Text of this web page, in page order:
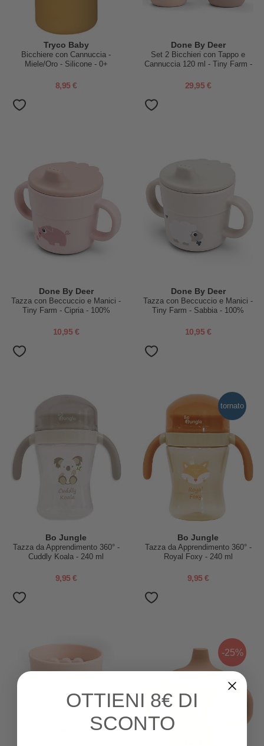
Tryco Baby
Bicchiere con Cannuccia -
Miele/Oro - Silicone - 0+
8,95 €
Done By Deer
Set 2 Bicchieri con Tappo e
Cannuccia 120 ml - Tiny Farm -
Alimentare - 12m+
29,95 €
Done By Deer
Tazza con Beccuccio e Manici -
Tiny Farm - Cipria - 100%
10,95 €
Done By Deer
Tazza con Beccuccio e Manici -
Tiny Farm - Sabbia - 100%
10,95 €
Bo Jungle
Tazza da Apprendimento 360° -
Cuddly Koala - 240 ml
9,95 €
tornato
Bo Jungle
Tazza da Apprendimento 360° -
Royal Foxy - 240 ml
9,95 €
-25%
OTTIENI 8€ DI
SCONTO